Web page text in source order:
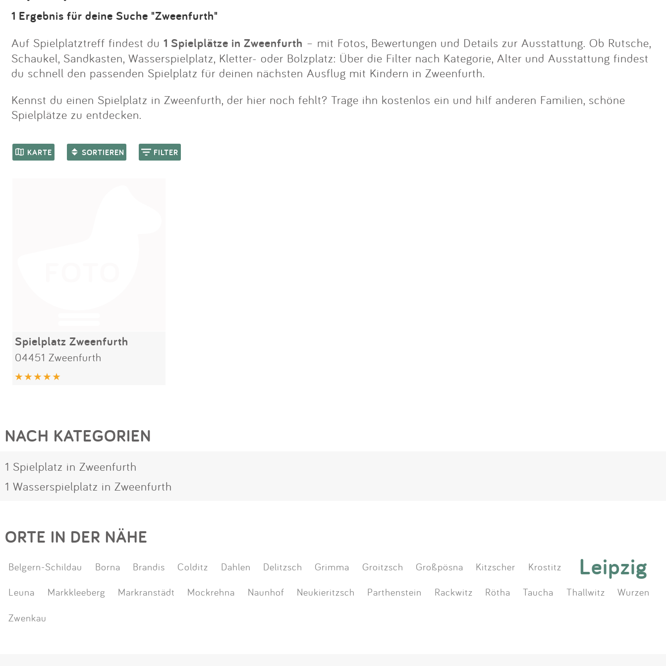
Anmelden
1 Ergebnis für deine Suche "Zweenfurth"
Auf Spielplatztreff findest du 1 Spielplätze in Zweenfurth – mit Fotos, Bewertungen und Details zur Ausstattung. Ob Rutsche,
Schaukel, Sandkasten, Wasserspielplatz, Kletter- oder Bolzplatz: Über die Filter nach Kategorie, Alter und Ausstattung findest
du schnell den passenden Spielplatz für deinen nächsten Ausflug mit Kindern in Zweenfurth.
Kennst du einen Spielplatz in Zweenfurth, der hier noch fehlt? Trage ihn kostenlos ein und hilf anderen Familien, schöne
Spielplätze zu entdecken.
KARTE SORTIEREN FILTER
Spielplatz Zweenfurth
04451 Zweenfurth
NACH KATEGORIEN
1 Spielplatz in Zweenfurth
1 Wasserspielplatz in Zweenfurth
ORTE IN DER NÄHE
Belgern-Schildau Borna Brandis Colditz Dahlen Delitzsch Grimma Groitzsch Großpösna Kitzscher Krostitz Leipzig
Leuna Markkleeberg Markranstädt Mockrehna Naunhof Neukieritzsch Parthenstein Rackwitz Rötha Taucha Thallwitz
Wurzen
Zwenkau